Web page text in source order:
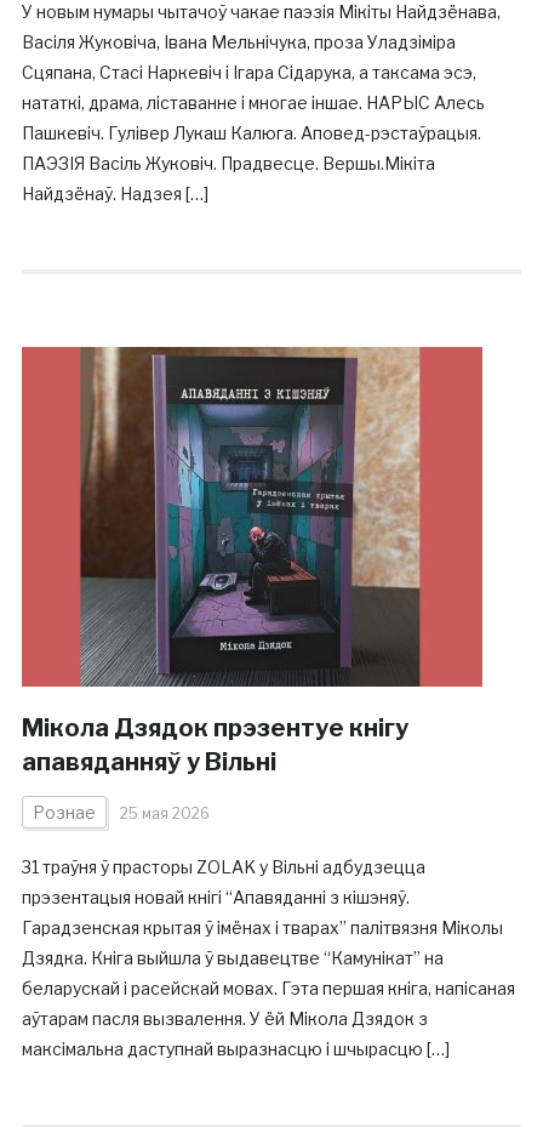
У новым нумары чытачоў чакае паэзія Мікіты Найдзёнава,
Васіля Жуковіча, Івана Мельнічука, проза Уладзіміра
Сцяпана, Стасі Наркевіч і Ігара Сідарука, а таксама эсэ,
нататкі, драма, ліставанне і многае іншае. НАРЫС Алесь
Пашкевіч. Гулівер Лукаш Калюга. Аповед-рэстаўрацыя.
ПАЭЗІЯ Васіль Жуковіч. Прадвесце. Вершы.Мікіта
Найдзёнаў. Надзея […]
Мікола Дзядок прэзентуе кнігу
апавяданняў у Вільні
Рознае 25 мая 2026
31 траўня ў прасторы ZOLAK у Вільні адбудзецца
прэзентацыя новай кнігі “Апавяданні з кішэняў.
Гарадзенская крытая ў імёнах і тварах” палітвязня Міколы
Дзядка. Кніга выйшла ў выдавецтве “Камунікат” на
беларускай і расейскай мовах. Гэта першая кніга, напісаная
аўтарам пасля вызвалення. У ёй Мікола Дзядок з
максімальна даступнай выразнасцю і шчырасцю […]